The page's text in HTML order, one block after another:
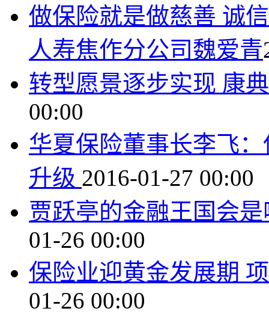
做保险就是做慈善 诚
人寿焦作分公司魏爱青
转型愿景逐步实现 康
00:00
华夏保险董事长李飞
升级 2016-01-27 00:00
贾跃亭的金融王国会
01-26 00:00
保险业迎黄金发展期
01-26 00:00